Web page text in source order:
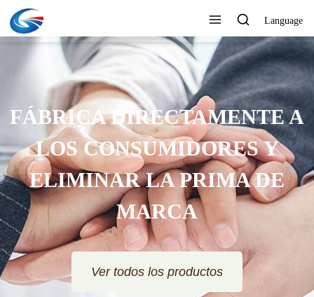
Language
FÁBRICA DIRECTAMENTE A
LOS CONSUMIDORES Y
ELIMINAR LA PRIMA DE
MARCA
Ver todos los productos